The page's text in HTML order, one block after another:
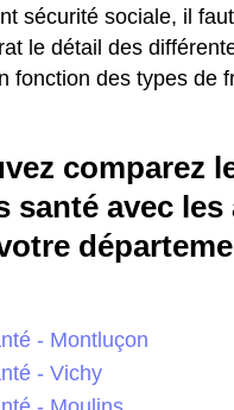
sécurité sociale, il
le détail des
fonction des types de
comparez
santé avec les
- Montluçon
- Vichy